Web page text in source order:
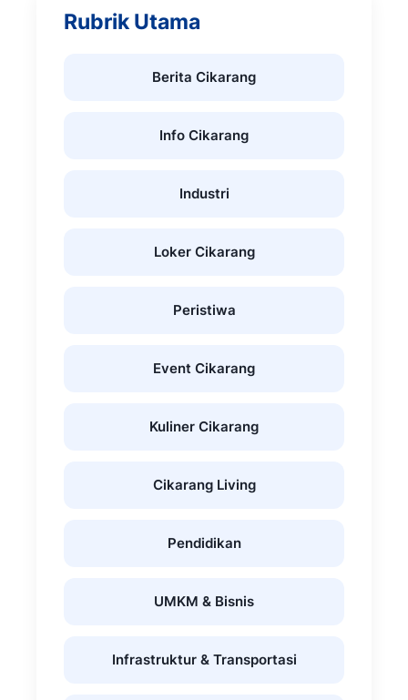
Rubrik Utama
Berita Cikarang
Info Cikarang
Industri
Loker Cikarang
Peristiwa
Event Cikarang
Kuliner Cikarang
Cikarang Living
Pendidikan
UMKM & Bisnis
Infrastruktur & Transportasi